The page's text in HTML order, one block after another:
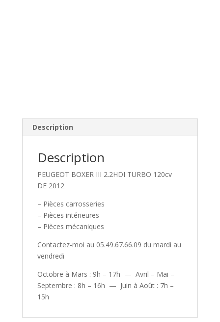
Description
Description
PEUGEOT BOXER III 2.2HDI TURBO 120cv
DE 2012
– Pièces carrosseries
– Pièces intérieures
– Pièces mécaniques
Contactez-moi au 05.49.67.66.09 du mardi au
vendredi
Octobre à Mars : 9h – 17h — Avril – Mai –
Septembre : 8h – 16h — Juin à Août : 7h –
15h